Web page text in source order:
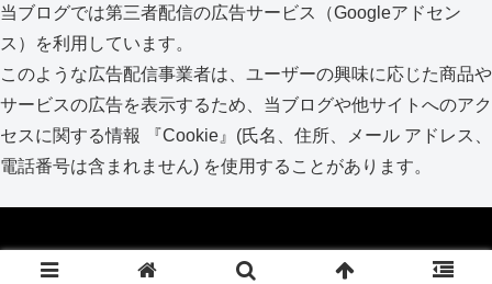
当ブログでは第三者配信の広告サービス（Googleアドセン
ス）を利用しています。
このような広告配信事業者は、ユーザーの興味に応じた商品や
サービスの広告を表示するため、当ブログや他サイトへのアク
セスに関する情報 『Cookie』(氏名、住所、メール アドレス、
電話番号は含まれません) を使用することがあります。
Copyright © 2017-2026 kai_lio ブログ All Rights Reserved.